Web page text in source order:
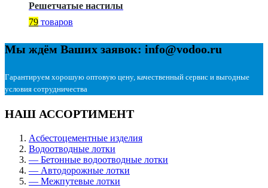
Решетчатые настилы
79 товаров
Мы ждём Ваших заявок: info@vodoo.ru
Гарантируем хорошую оптовую цену, качественный сервис и выгодные
условия сотрудничества
НАШ АССОРТИМЕНТ
Асбестоцементные изделия
Водоотводные лотки
— Бетонные водоотводные лотки
— Автодорожные лотки
— Межпутевые лотки